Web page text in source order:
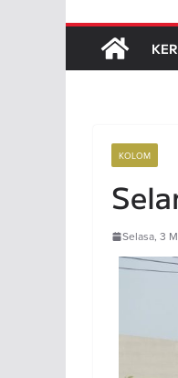
KOLOM
Selasa, 3